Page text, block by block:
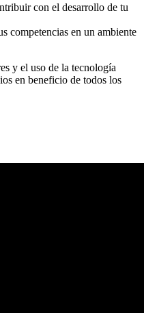
con el desarrollo de tu
competencias en un ambiente
y el uso de la tecnología
en beneficio de todos los